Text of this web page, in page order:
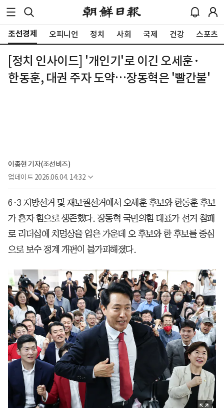
조선경제 오피니언 정치 사회 국제 건강 스포츠
[정치 인사이드] '개인기'로 이긴 오세훈·
한동훈, 대권 주자 도약…장동혁은 '빨간불'
이종현 기자(조선비즈)
업데이트 2026.06.04. 14:32
6·3 지방선거 및 재보궐선거에서 오세훈 후보와 한동훈 후보
가 혼자 힘으로 생존했다. 장동혁 국민의힘 대표가 선거 참패
로 리더십에 치명상을 입은 가운데 오 후보와 한 후보를 중심
으로 보수 정계 개편이 불가피해졌다.